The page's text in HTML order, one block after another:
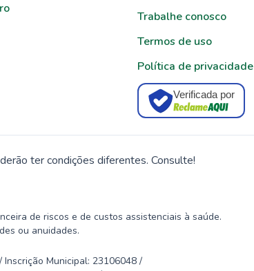
Trabalhe conosco
Termos de uso
Política de privacidade
Verificada por
ter condições diferentes. Consulte!
de riscos e de custos assistenciais à saúde.
ou anuidades.
Inscrição Municipal: 23106048 /